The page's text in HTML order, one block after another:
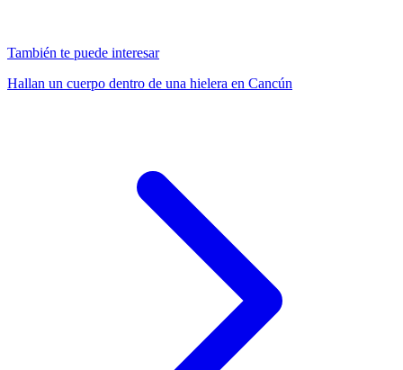
También te puede interesar
Hallan un cuerpo dentro de una hielera en Cancún